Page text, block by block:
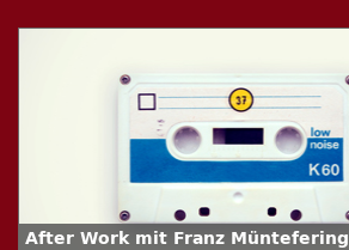
After Work mit Franz Müntefering